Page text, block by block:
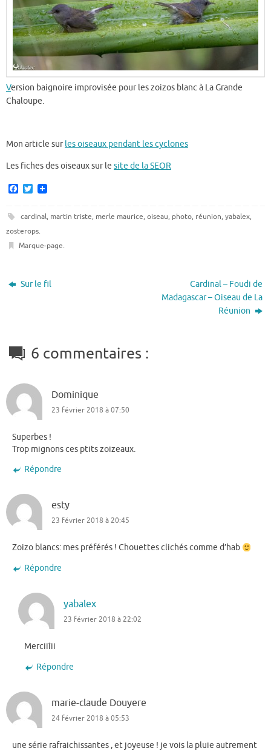
Version baignoire improvisée pour les zoizos blanc à La Grande
Chaloupe.
Mon article surles oiseaux pendant les cyclones
Les fiches des oiseaux sur le site de la SEOR
F
e
b
o
o
T
t
t
e
r
cardinal, martin triste, merle maurice, oiseau, photo, réunion, yabalex,
zosterops.
Marque-page.
Sur le fil
Cardinal – Foudi de
Madagascar – Oiseau de La
Réunion
6 commentaires :
Dominique
23 février 2018 à 07:50
Superbes !
Trop mignons ces ptits zoizeaux.
Répondre
esty
23 février 2018 à 20:45
Zoizo blancs: mes préférés ! Chouettes clichés comme d’hab
Répondre
yabalex
23 février 2018 à 22:02
Merciiîii
Répondre
marie-claude Douyere
24 février 2018 à 05:53
une série rafraichissantes , et joyeuse ! je vois la pluie autrement